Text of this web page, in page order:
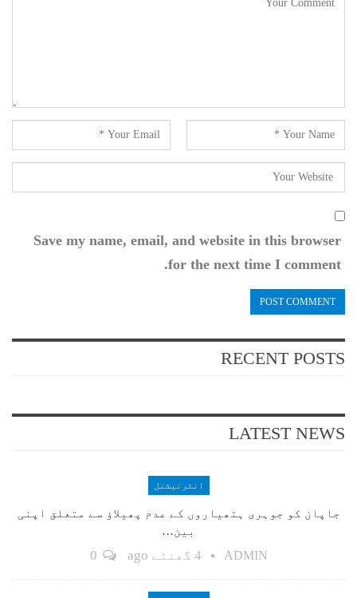
Save my name, email, and website in this browser
for the next time I comment.
RECENT POSTS
LATEST NEWS
انٹرنیشنل
جاپان کو جوہری ہتھیاروں کے عدم پھیلاؤ سے متعلق اپنی
بین…
ADMIN 4 گھنٹے ago